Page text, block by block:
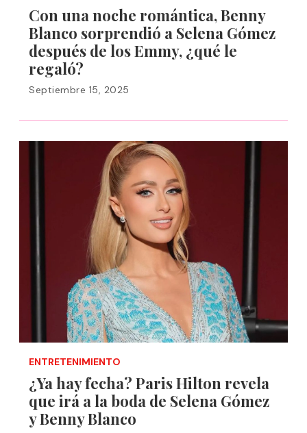
Con una noche romántica, Benny
Blanco sorprendió a Selena Gómez
después de los Emmy, ¿qué le
regaló?
Septiembre 15, 2025
ENTRETENIMIENTO
¿Ya hay fecha? Paris Hilton revela
que irá a la boda de Selena Gómez
y Benny Blanco